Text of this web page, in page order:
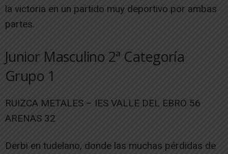
la victoria en un partido muy deportivo por ambas
partes.
Junior Masculino 2ª Categoría
Grupo 1
RUIZCA METALES – IES VALLE DEL EBRO 56
ARENAS 32
Derbi en tudelano, donde las muchas pérdidas de